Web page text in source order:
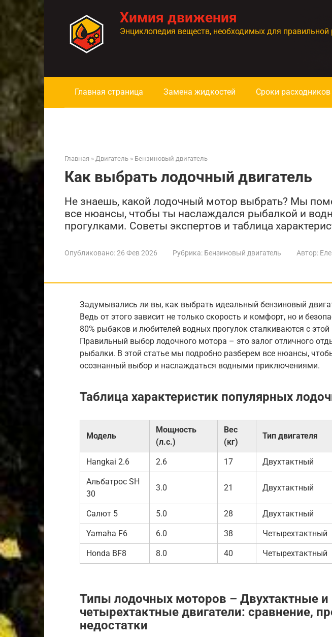
контенту
Химия движения
Энциклопедия веществ, необходимых для
Главная страница Замена жидкостей Сроки расходников
Главная » Двигатель » Бензиновый двигатель
Как выбрать лодочный двигатель
Не знаешь, какой лодочный мотор выбрать? Мы
все нюансы, чтобы ты наслаждался рыбалкой и
прогулками. Советы экспертов и таблица
Опубликовано:26 Фев 2026 Рубрика: Бензиновый двигатель Автор:
Задумывались ли вы, как выбрать идеальный бензиновый
Ведь от этого зависит не только скорость и комфорт, но и
80% рыбаков и любителей водных прогулок сталкиваются с
Правильный выбор лодочного мотора – это залог отличного
рыбалки. В этой статье мы подробно разберем все нюансы,
осознанный выбор и наслаждаться водными приключениями.
Таблица характеристик популярных
Модель
Мощность
(л.с.)
Вес
(кг)
Тип двигателя
Hangkai 2.6 2.6 17 Двухтактный
Альбатрос SH
30
3.0 21 Двухтактный
Салют 5 5.0 28 Двухтактный
Yamaha F6 6.0 38 Четырехтактный
Honda BF8 8.0 40 Четырехтактный
Типы лодочных моторов – Двухтактные и
четырехтактные двигатели: сравнение,
недостатки